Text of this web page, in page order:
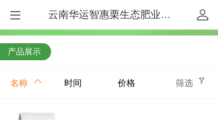
云南华运智惠栗生态肥业有限公司
产品展示
名称 时间 价格 筛选